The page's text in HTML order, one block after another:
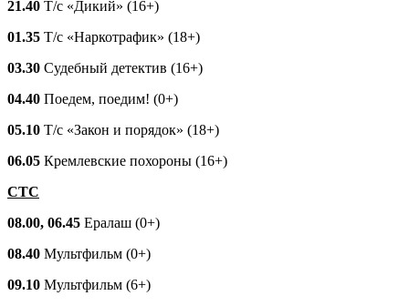
21.40 Т/с «Дикий» (16+)
01.35 Т/с «Наркотрафик» (18+)
03.30 Судебный детектив (16+)
04.40 Поедем, поедим! (0+)
05.10 Т/с «Закон и порядок» (18+)
06.05 Кремлевские похороны (16+)
СТС
08.00, 06.45 Ералаш (0+)
08.40 Мультфильм (0+)
09.10 Мультфильм (6+)